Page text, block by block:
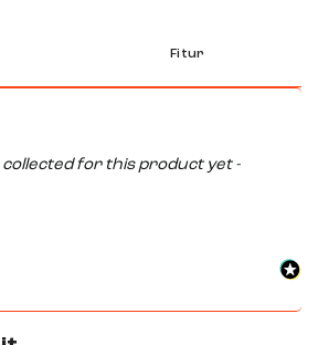
Fitur
collected for this product yet -